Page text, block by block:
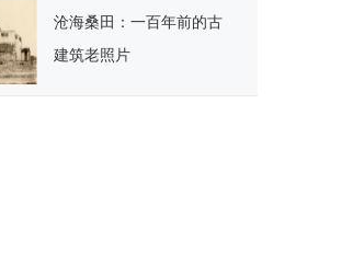
沧海桑田：一百年前的古
建筑老照片